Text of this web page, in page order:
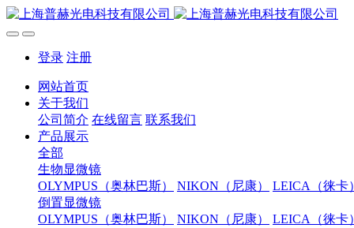
登录 注册
网站首页
关于我们
公司简介 在线留言 联系我们
产品展示
全部
生物显微镜
OLYMPUS（奥林巴斯）
NIKON（尼康）
LEICA（徕卡）
倒置显微镜
OLYMPUS（奥林巴斯）
NIKON（尼康）
LEICA（徕卡）